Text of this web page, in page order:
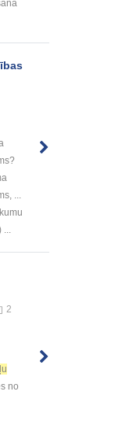
...
2
no